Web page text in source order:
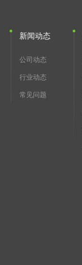
新闻动态
公司动态
行业动态
常见问题